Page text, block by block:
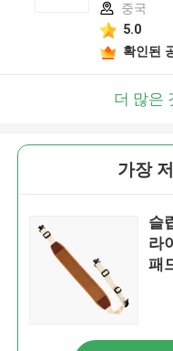
중국
5.0
확인된
더 많은
가장
슬
라
패